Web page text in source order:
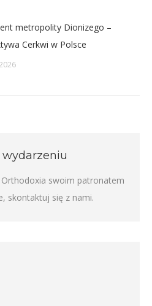
metropolity Dionizego –
Cerkwi w Polsce
Orthodoxia swoim patronatem
skontaktuj się z nami.